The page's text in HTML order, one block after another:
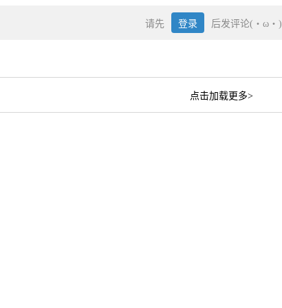
请先 登录 后发评论(・ω・)
点击加载更多>